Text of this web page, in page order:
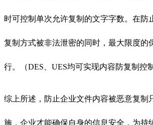
时可控制单次允许复制的文字字数。在防
复制方式被非法泄密的同时，最大限度的
行。（DES、UES均可实现内容防复制控制
综上所述，防止企业文件内容被恶意复制
施，企业才能确保自身的信息安全，为持